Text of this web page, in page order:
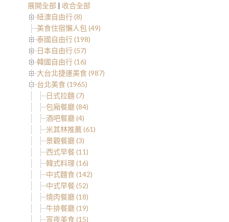
展開全部 | 收合全部
紐澳自由行 (8)
美食住宿懶人包 (49)
泰國自由行 (198)
日本自由行 (57)
韓國自由行 (16)
大台北捷運美食 (987)
台北美食 (1965)
日式拉麵 (7)
包廂餐廳 (84)
酒吧餐廳 (4)
米其林推薦 (61)
景觀餐廳 (3)
西式早餐 (11)
韓式料理 (16)
中式麵食 (142)
中式早餐 (52)
燒肉餐廳 (18)
牛排餐廳 (19)
宵夜美食 (15)